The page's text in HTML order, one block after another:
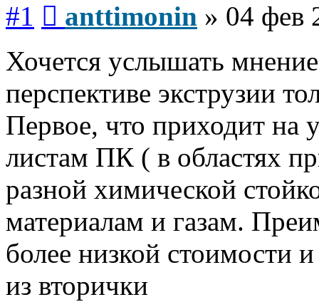
#1 anttimonin » 04 фев
Хочется услышать
перспективе экструзии
Первое, что приходит на
листам ПК ( в областях
разной химической
материалам и газам.
более низкой стоимости
из вторички